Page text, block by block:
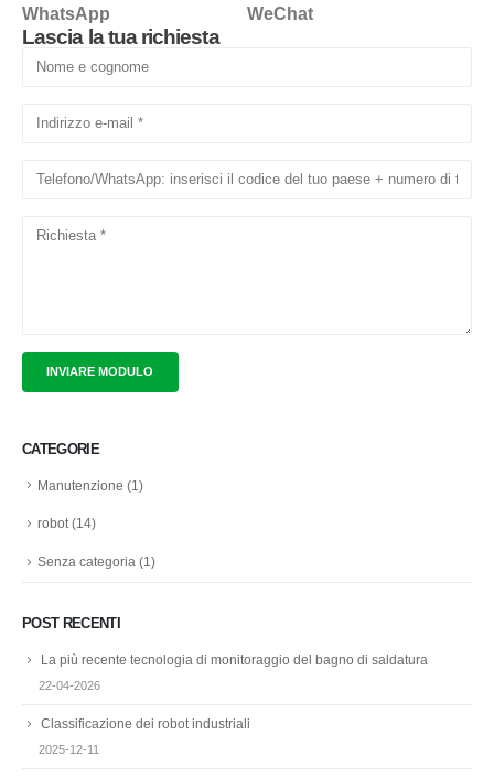
WhatsApp WeChat
Lascia la tua richiesta
CATEGORIE
Manutenzione (1)
robot(14)
Senza categoria (1)
POST RECENTI
La più recente tecnologia di monitoraggio del bagno di saldatura
22-04-2026
Classificazione dei robot industriali
2025-12-11